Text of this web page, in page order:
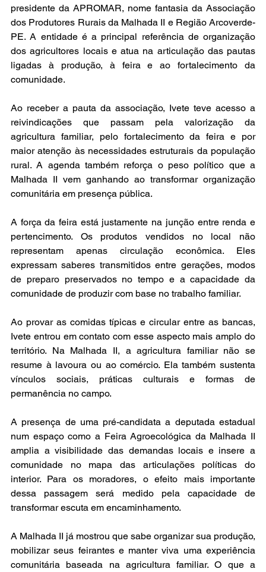
presidente da APROMAR, nome fantasia da Associação
dos Produtores Rurais da Malhada II e Região Arcoverde-
PE. A entidade é a principal referência de organização
dos agricultores locais e atua na articulação das pautas
ligadas à produção, à feira e ao fortalecimento da
comunidade.
Ao receber a pauta da associação, Ivete teve acesso a
reivindicações que passam pela valorização da
agricultura familiar, pelo fortalecimento da feira e por
maior atenção às necessidades estruturais da população
rural. A agenda também reforça o peso político que a
Malhada II vem ganhando ao transformar organização
comunitária em presença pública.
A força da feira está justamente na junção entre renda e
pertencimento. Os produtos vendidos no local não
representam apenas circulação econômica. Eles
expressam saberes transmitidos entre gerações, modos
de preparo preservados no tempo e a capacidade da
comunidade de produzir com base no trabalho familiar.
Ao provar as comidas típicas e circular entre as bancas,
Ivete entrou em contato com esse aspecto mais amplo do
território. Na Malhada II, a agricultura familiar não se
resume à lavoura ou ao comércio. Ela também sustenta
vínculos sociais, práticas culturais e formas de
permanência no campo.
A presença de uma pré-candidata a deputada estadual
num espaço como a Feira Agroecológica da Malhada II
amplia a visibilidade das demandas locais e insere a
comunidade no mapa das articulações políticas do
interior. Para os moradores, o efeito mais importante
dessa passagem será medido pela capacidade de
transformar escuta em encaminhamento.
A Malhada II já mostrou que sabe organizar sua produção,
mobilizar seus feirantes e manter viva uma experiência
comunitária baseada na agricultura familiar. O que a